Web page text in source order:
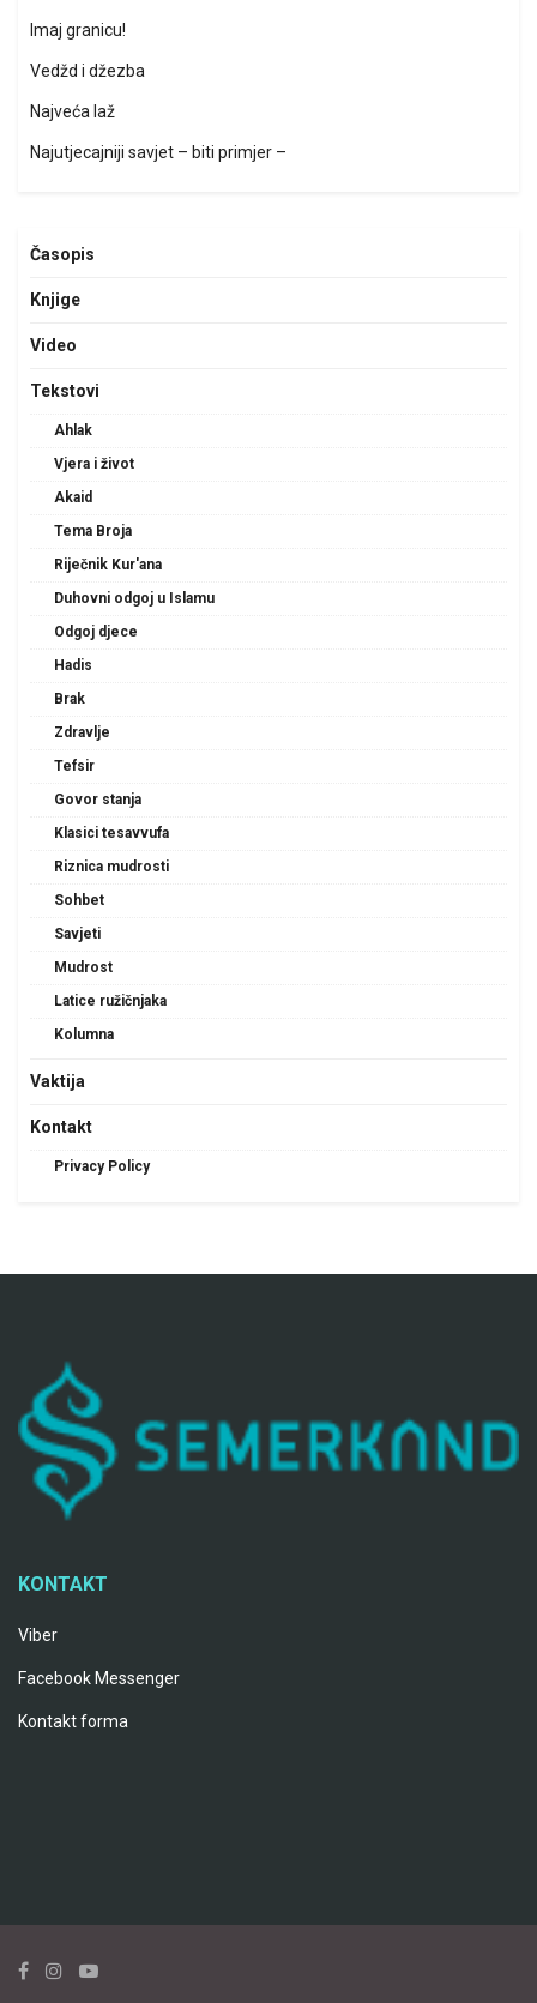
Imaj granicu!
Vedžd i džezba
Najveća laž
Najutjecajniji savjet – biti primjer –
Časopis
Knjige
Video
Tekstovi
Ahlak
Vjera i život
Akaid
Tema Broja
Riječnik Kur'ana
Duhovni odgoj u Islamu
Odgoj djece
Hadis
Brak
Zdravlje
Tefsir
Govor stanja
Klasici tesavvufa
Riznica mudrosti
Sohbet
Savjeti
Mudrost
Latice ružičnjaka
Kolumna
Vaktija
Kontakt
Privacy Policy
KONTAKT
Viber
Facebook Messenger
Kontakt forma